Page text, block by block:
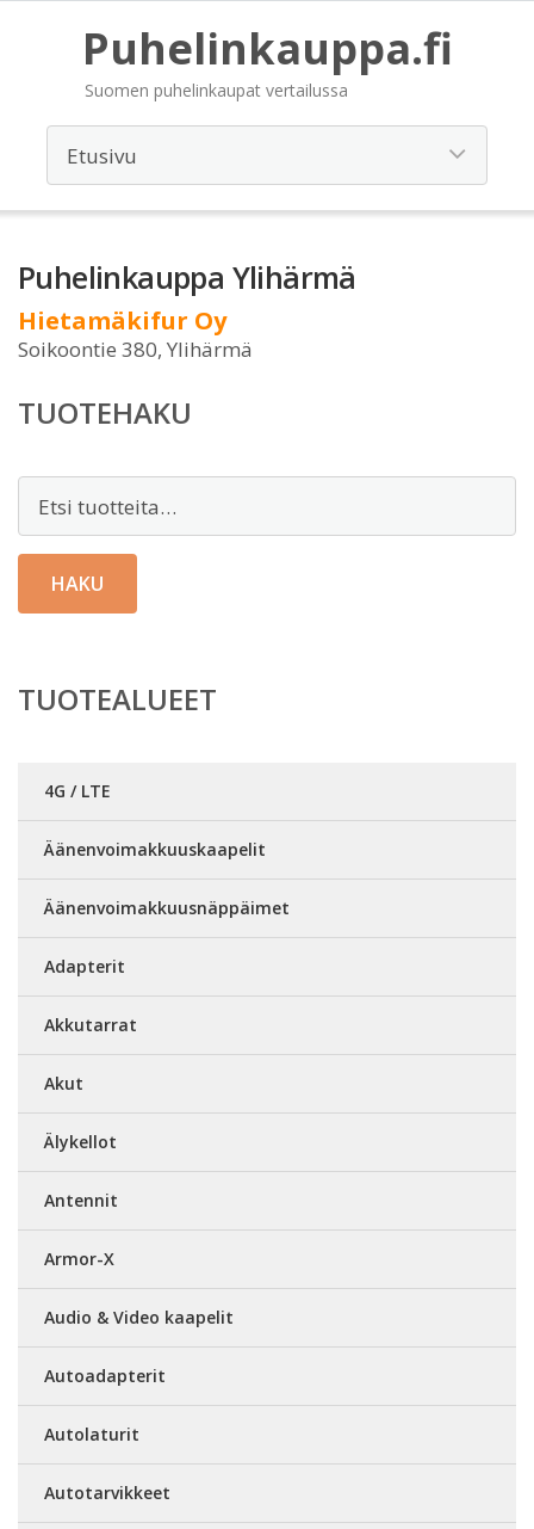
Puhelinkauppa.fi
Suomen puhelinkaupat vertailussa
Puhelinkauppa Ylihärmä
Hietamäkifur Oy
Soikoontie 380, Ylihärmä
TUOTEHAKU
HAKU
TUOTEALUEET
4G / LTE
Äänenvoimakkuuskaapelit
Äänenvoimakkuusnäppäimet
Adapterit
Akkutarrat
Akut
Älykellot
Antennit
Armor-X
Audio & Video kaapelit
Autoadapterit
Autolaturit
Autotarvikkeet